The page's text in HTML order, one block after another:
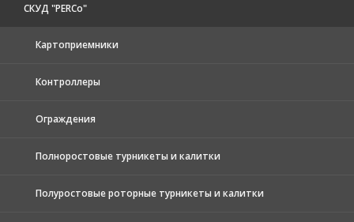
СКУД "PERCo"
Картоприемники
Контроллеры
Ограждения
Полноростовые турникеты и калитки
Полуростовые роторные турникеты и калитки